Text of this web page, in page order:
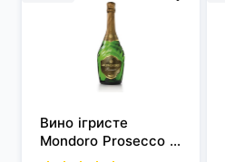
Вино ігристе
Mondoro Prosecco